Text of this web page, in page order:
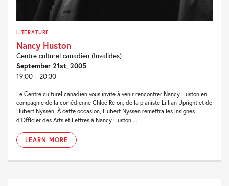
LITERATURE
Nancy Huston
Centre culturel canadien (Invalides)
September 21st, 2005
19:00 - 20:30
Le Centre culturel canadien vous invite à venir rencontrer Nancy Huston en
compagnie de la comédienne Chloé Rejon, de la pianiste Lillian Upright et de
Hubert Nyssen. À cette occasion, Hubert Nyssen remettra les insignes
d’Officier des Arts et Lettres à Nancy Huston....
LEARN MORE